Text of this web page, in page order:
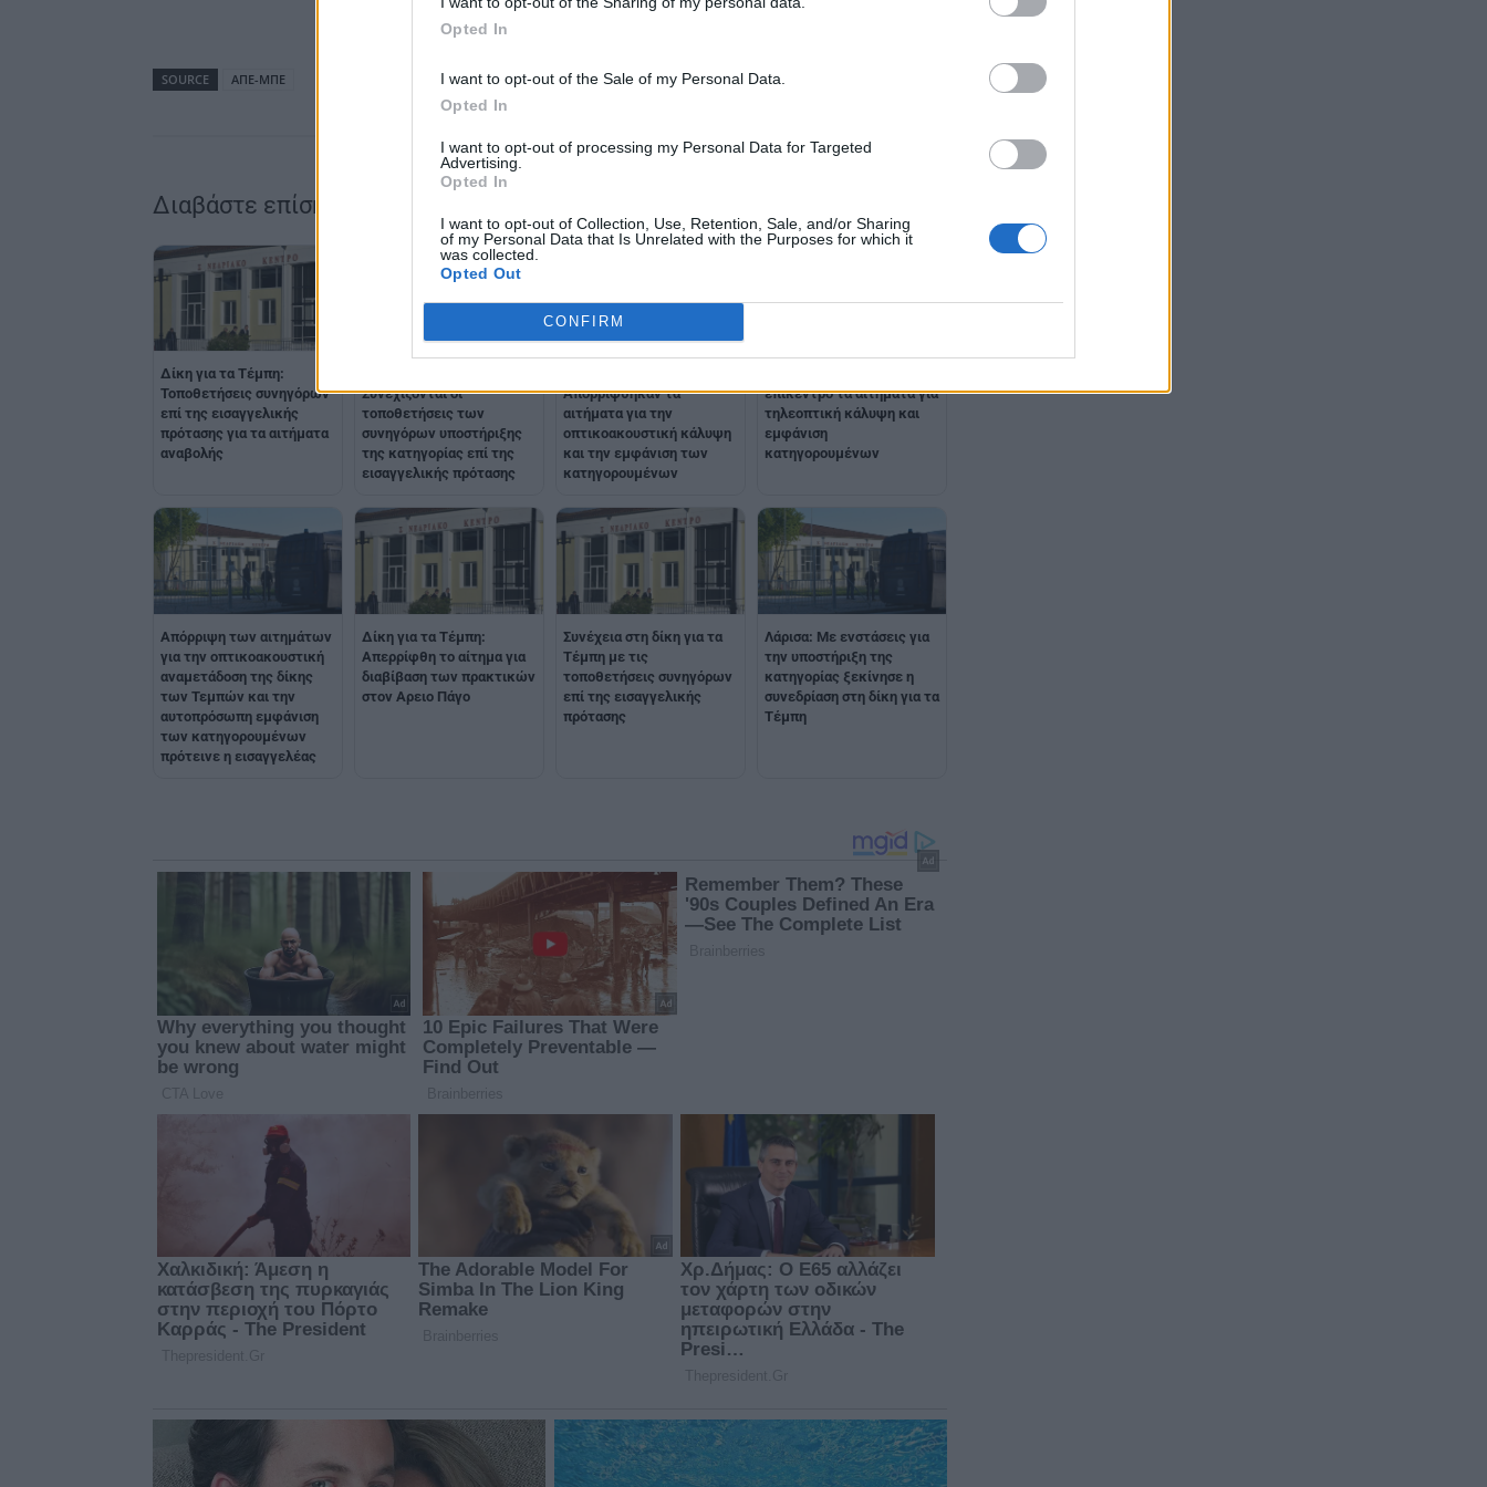
Opted In
I want to opt-out of the Sale of my Personal Data.
Opted In
I want to opt-out of processing my Personal Data for Targeted
Advertising.
Opted In
I want to opt-out of Collection, Use, Retention, Sale, and/or Sharing
of my Personal Data that Is Unrelated with the Purposes for which it
was collected.
Opted Out
CONFIRM
SOURCE ΑΠΕ-ΜΠΕ
Διαβάστε επίσης
Δίκη για τα Τέμπη:
Τοποθετήσεις συνηγόρων
επί της εισαγγελικής
πρότασης για τα αιτήματα
αναβολής
Συνεχίζονται οι
τοποθετήσεις των
συνηγόρων υποστήριξης
της κατηγορίας επί της
εισαγγελικής πρότασης
Απορρίφθηκαν τα
αιτήματα για την
οπτικοακουστική κάλυψη
και την εμφάνιση των
κατηγορουμένων
επίκεντρο τα αιτήματα για
τηλεοπτική κάλυψη και
εμφάνιση
κατηγορουμένων
Aπόρριψη των αιτημάτων
για την οπτικοακουστική
αναμετάδοση της δίκης
των Τεμπών και την
αυτοπρόσωπη εμφάνιση
των κατηγορουμένων
πρότεινε η εισαγγελέας
Δίκη για τα Τέμπη:
Απερρίφθη το αίτημα για
διαβίβαση των πρακτικών
στον Αρειο Πάγο
Συνέχεια στη δίκη για τα
Τέμπη με τις
τοποθετήσεις συνηγόρων
επί της εισαγγελικής
πρότασης
Λάρισα: Με ενστάσεις για
την υποστήριξη της
κατηγορίας ξεκίνησε η
συνεδρίαση στη δίκη για τα
Τέμπη